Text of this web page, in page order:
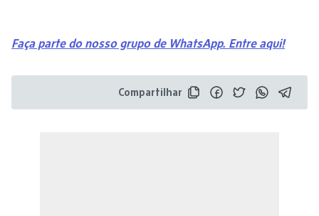
Faça parte do nosso grupo de WhatsApp. Entre aqui!
Compartilhar